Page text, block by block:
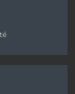
autre
sociaux !